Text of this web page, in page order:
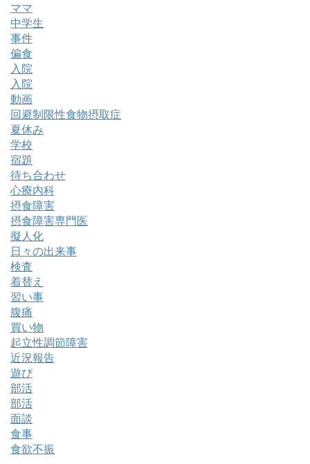
ママ
中学生
事件
偏食
入院
入院
動画
回避制限性食物摂取症
夏休み
学校
宿題
待ち合わせ
心療内科
摂食障害
摂食障害専門医
擬人化
日々の出来事
検査
着替え
習い事
腹痛
買い物
起立性調節障害
近況報告
遊び
部活
部活
面談
食事
食欲不振